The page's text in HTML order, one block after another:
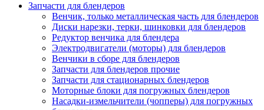
Запчасти для блендеров
Венчик, только металлическая часть для блендеров
Диски нарезки, терки, шинковки для блендеров
Редуктор венчика для блендера
Электродвигатели (моторы) для блендеров
Венчики в сборе для блендеров
Запчасти для блендеров прочие
Запчасти для стационарных блендеров
Моторные блоки для погружных блендеров
Насадки-измельчители (чопперы) для погружных